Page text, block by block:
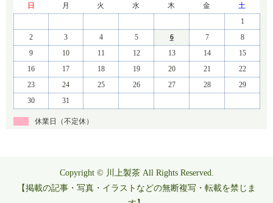
日
月 火 水 木 金
土
1
2
3 4 5 6 7
8
9
10 11 12 13 14
15
16
17 18 19 20 21
22
23
24 25 26 27 28
29
30
31
休業日（不定休）
Copyright © 川上製茶 All Rights Reserved.
【掲載の記事・写真・イラストなどの無断複写・転載を禁じま